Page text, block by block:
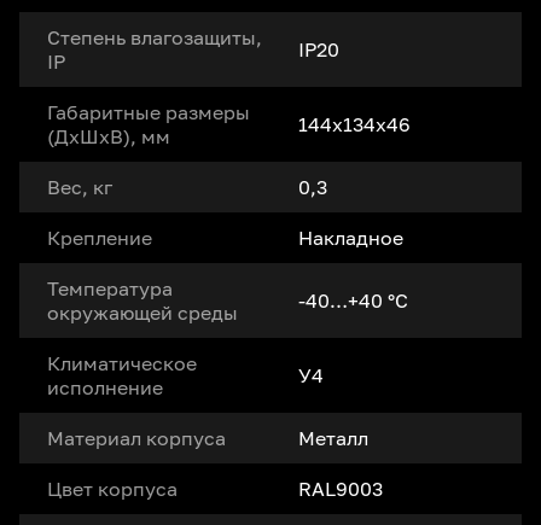
Степень влагозащиты,
IP
IP20
Габаритные размеры
(ДxШxВ), мм
144х134х46
Вес, кг 0,3
Крепление Накладное
Температура
окружающей среды
-40…+40 °С
Климатическое
исполнение
У4
Материал корпуса Металл
Цвет корпуса RAL9003